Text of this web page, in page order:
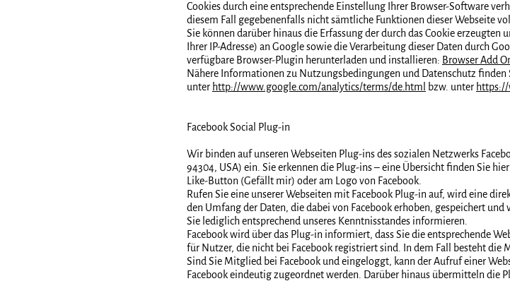
Cookies durch eine entsprechende Einstellung Ihrer Browser-Software
diesem Fall gegebenenfalls nicht sämtliche Funktionen dieser Webseite
Sie können darüber hinaus die Erfassung der durch das Cookie erzeugten
Ihrer IP-Adresse) an Google sowie die Verarbeitung dieser Daten durch
verfügbare Browser-Plugin herunterladen und installieren: Browser Add
Nähere Informationen zu Nutzungsbedingungen und Datenschutz finden
unter http://www.google.com/analytics/terms/de.html bzw. unter
Facebook Social Plug-in
Wir binden auf unseren Webseiten Plug-ins des sozialen Netzwerks
94304, USA) ein. Sie erkennen die Plug-ins – eine Übersicht finden Sie
Like-Button (Gefällt mir) oder am Logo von Facebook.
Rufen Sie eine unserer Webseiten mit Facebook Plug-in auf, wird eine
den Umfang der Daten, die dabei von Facebook erhoben, gespeichert
Sie lediglich entsprechend unseres Kenntnisstandes informieren.
Facebook wird über das Plug-in informiert, dass Sie die entsprechende
für Nutzer, die nicht bei Facebook registriert sind. In dem Fall besteht die
Sind Sie Mitglied bei Facebook und eingeloggt, kann der Aufruf einer
Facebook eindeutig zugeordnet werden. Darüber hinaus übermitteln die